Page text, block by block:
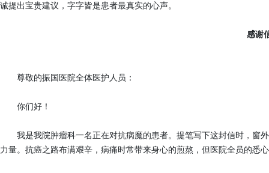
诚提出宝贵建议，字字皆是患者最真实的心声。
感谢
尊敬的振国医院全体医护人员：
你们好！
我是我院肿瘤科一名正在对抗病魔的患者。提笔写下这封信时，窗
力量。抗癌之路布满艰辛，病痛时常带来身心的煎熬，但医院全员的悉